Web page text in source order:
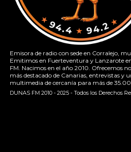
Emisora de radio con sede en Corralejo,
Emitimos en Fuerteventura y Lanzarote
FM. Nacimos en el año 2010. Ofrecemos
más destacado de Canarias, entrevistas y
multimedia de cercanía para más de
DUNAS FM 2010 - 2025 - Todos los Derechos